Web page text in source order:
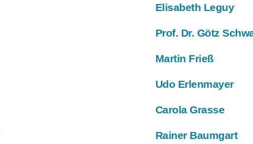
Elisabeth Leguy
Prof. Dr. Götz
Martin Frieß
Udo Erlenmayer
Carola Grasse
Rainer Baumgart